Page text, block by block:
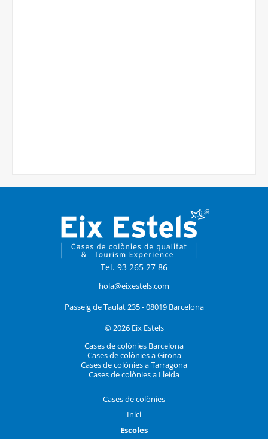
Tel. 93 265 27 86
hola@eixestels.com
Passeig de Taulat 235 - 08019 Barcelona
© 2026 Eix Estels
Cases de colònies Barcelona
Cases de colònies a Girona
Cases de colònies a Tarragona
Cases de colònies a Lleida
Cases de colònies
Inici
Escoles